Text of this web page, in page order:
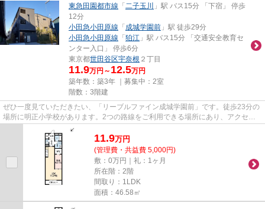
東急田園都市線 「二子玉川
」駅 バス15分 「下宿」 停歩
12分
小田急小田原線 「成城学園前 」駅 徒歩29分
小田急小田原線 「狛江 」駅 バス15分 「交通安全教育セ
ンター入口」 停歩6分
東京都世田谷区宇奈根 ２丁目
11.9万円～ 12.5万円
築年数：築3年 ｜募集中： 2室
階数：3階建
ぜひ一度見ていただきたい、「リーブルファイン成城学園前」です。徒歩23分の
場所に明正小学校があります。2つの路線をご利用できる場所にあり、アクセス
はとても便利です。令和5年築...
11.9万円
(管理費・共益費 5,000円)
敷：0万円｜礼：1ヶ月
所在階：2階
間取り：1LDK
面積：46.58㎡